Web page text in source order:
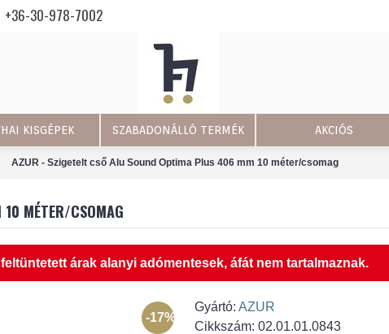
+36-30-978-7002
KISGÉPEK SZABADONÁLLÓ TERMÉK AKCIÓS
AZUR - Szigetelt cső Alu Sound Optima Plus 406 mm 10 méter/csomag
MÉTER/CSOMAG
árak alanyi adómentesek, áfát nem tartalmaznak.
-17%
Gyártó: AZUR
Cikkszám: 02.01.01.0843